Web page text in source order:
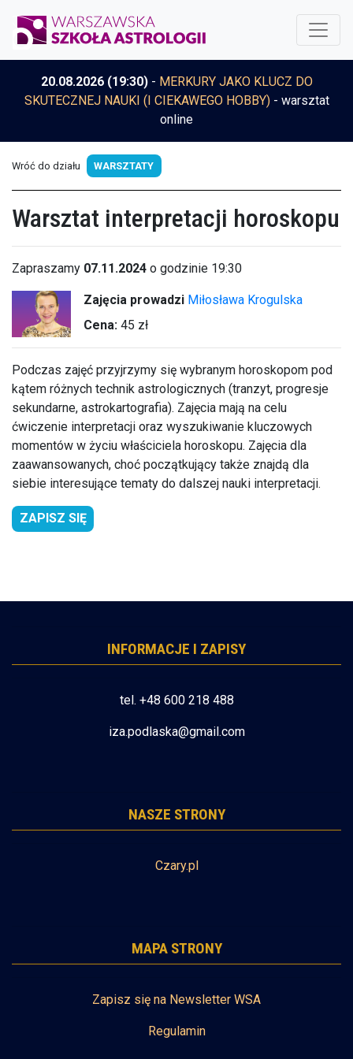
20.08.2026 (19:30)- MERKURY JAKO KLUCZ DO
SKUTECZNEJ NAUKI (I CIEKAWEGO HOBBY)- warsztat
online
Wróć do działu WARSZTATY
Warsztat interpretacji horoskopu
Zapraszamy 07.11.2024 o godzinie 19:30
Zajęcia prowadzi Miłosława Krogulska
Cena: 45 zł
Podczas zajęć przyjrzymy się wybranym horoskopom pod
kątem różnych technik astrologicznych (tranzyt, progresje
sekundarne, astrokartografia). Zajęcia mają na celu
ćwiczenie interpretacji oraz wyszukiwanie kluczowych
momentów w życiu właściciela horoskopu. Zajęcia dla
zaawansowanych, choć początkujący także znajdą dla
siebie interesujące tematy do dalszej nauki interpretacji.
ZAPISZ SIĘ
INFORMACJE I ZAPISY
tel. +48 600 218 488
iza.podlaska@gmail.com
NASZE STRONY
Czary.pl
MAPA STRONY
Zapisz się na Newsletter WSA
Regulamin